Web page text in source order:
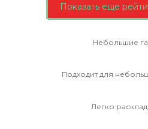
Показать еще
Небольшие
Подходит для
Легко